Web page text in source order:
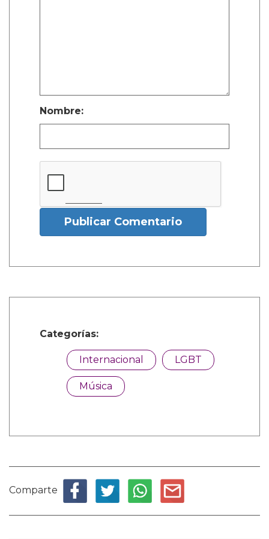
Nombre:
Publicar Comentario
Categorías:
Internacional LGBT
Música
Comparte